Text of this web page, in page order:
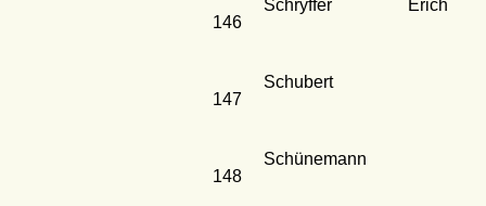
146
Schryffer Erich
147
Schubert
148
Schünemann